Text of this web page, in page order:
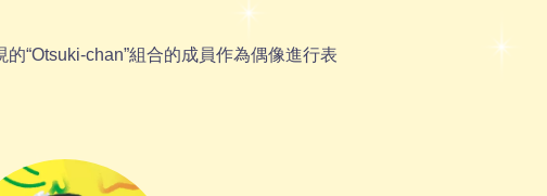
“Otsuki-chan”組合的成員作為偶像進行表